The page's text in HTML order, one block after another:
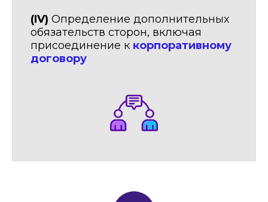
(IV) Определение дополнительных
обязательств сторон, включая
присоединение к корпоративному
договору